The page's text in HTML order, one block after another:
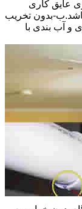
عایق کاری
بدون تخریب
و آب بندی با